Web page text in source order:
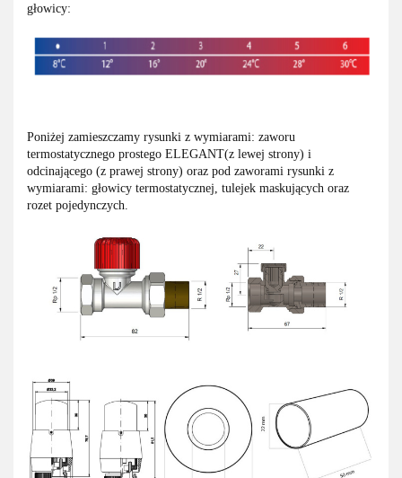
głowicy:
Poniżej zamieszczamy rysunki z wymiarami: zaworu
termostatycznego prostego ELEGANT(z lewej strony) i
odcinającego (z prawej strony) oraz pod zaworami rysunki z
wymiarami: głowicy termostatycznej, tulejek maskujących oraz
rozet pojedynczych.